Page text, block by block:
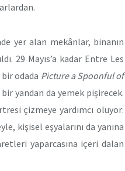
yer alan mekânlar, binanın
29 Mayıs’a kadar Entre Les
odada Picture a Spoonful of
yandan da yemek pişirecek.
çizmeye yardımcı oluyor:
kişisel eşyalarını da yanına
yaparcasına içeri dalan